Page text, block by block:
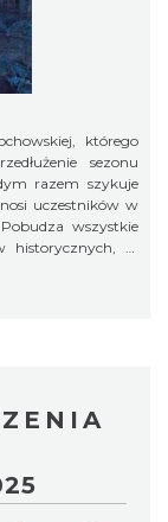
2026-09-04
2026-09-11
którego
sezonu
uczestników w
wszystkie
historycznych, w
pod okiem